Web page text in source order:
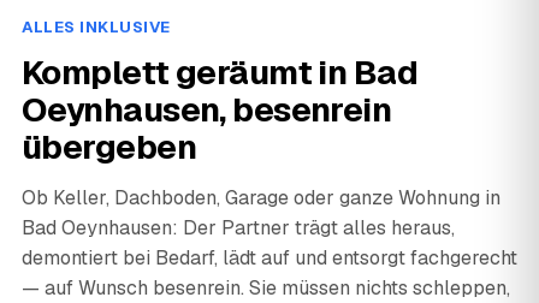
ALLES INKLUSIVE
Komplett geräumt in Bad
Oeynhausen, besenrein
übergeben
Ob Keller, Dachboden, Garage oder ganze Wohnung in
Bad Oeynhausen: Der Partner trägt alles heraus,
demontiert bei Bedarf, lädt auf und entsorgt fachgerecht
— auf Wunsch besenrein. Sie müssen nichts schleppen,